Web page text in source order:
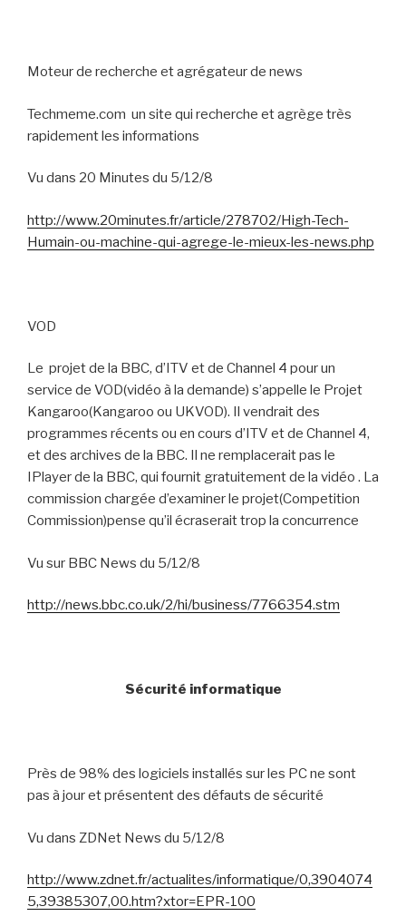
Moteur de recherche et agrégateur de news
Techmeme.com un site qui recherche et agrège très
rapidement les informations
Vu dans 20 Minutes du 5/12/8
http://www.20minutes.fr/article/278702/High-Tech-
Humain-ou-machine-qui-agrege-le-mieux-les-news.php
VOD
Le projet de la BBC, d’ITV et de Channel 4 pour un
service de VOD(vidéo à la demande) s’appelle le Projet
Kangaroo(Kangaroo ou UKVOD). Il vendrait des
programmes récents ou en cours d’ITV et de Channel 4,
et des archives de la BBC. Il ne remplacerait pas le
IPlayer de la BBC, qui fournit gratuitement de la vidéo . La
commission chargée d’examiner le projet(Competition
Commission)pense qu’il écraserait trop la concurrence
Vu sur BBC News du 5/12/8
http://news.bbc.co.uk/2/hi/business/7766354.stm
Sécurité informatique
Près de 98% des logiciels installés sur les PC ne sont
pas à jour et présentent des défauts de sécurité
Vu dans ZDNet News du 5/12/8
http://www.zdnet.fr/actualites/informatique/0,3904074
5,39385307,00.htm?xtor=EPR-100